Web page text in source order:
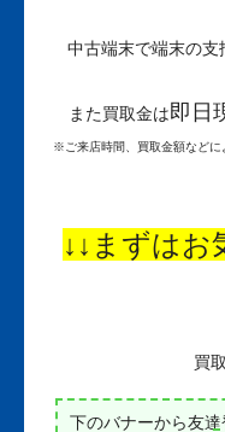
中古端末で端末の支
また買取金は即日
※ご来店時間、買取金額などに
↓↓まずはお
買
下のバナーから友